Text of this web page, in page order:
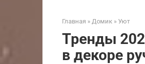
Главная » Домик » Уют
Тренды
в декоре